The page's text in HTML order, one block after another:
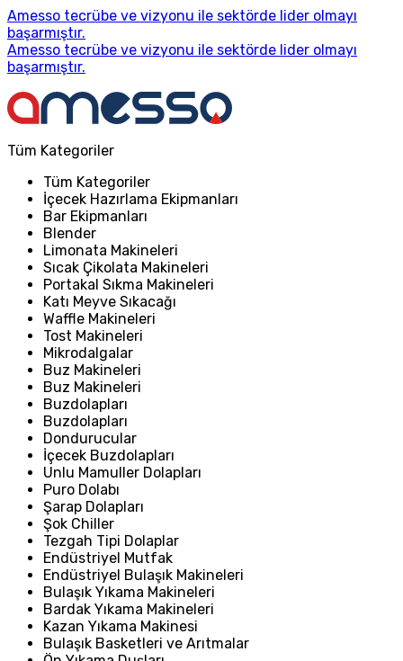
Amesso tecrübe ve vizyonu ile sektörde lider olmayı
başarmıştır.
Amesso tecrübe ve vizyonu ile sektörde lider olmayı
başarmıştır.
Tüm Kategoriler
Tüm Kategoriler
İçecek Hazırlama Ekipmanları
Bar Ekipmanları
Blender
Limonata Makineleri
Sıcak Çikolata Makineleri
Portakal Sıkma Makineleri
Katı Meyve Sıkacağı
Waffle Makineleri
Tost Makineleri
Mikrodalgalar
Buz Makineleri
Buz Makineleri
Buzdolapları
Buzdolapları
Dondurucular
İçecek Buzdolapları
Unlu Mamuller Dolapları
Puro Dolabı
Şarap Dolapları
Şok Chiller
Tezgah Tipi Dolaplar
Endüstriyel Mutfak
Endüstriyel Bulaşık Makineleri
Bulaşık Yıkama Makineleri
Bardak Yıkama Makineleri
Kazan Yıkama Makinesi
Bulaşık Basketleri ve Arıtmalar